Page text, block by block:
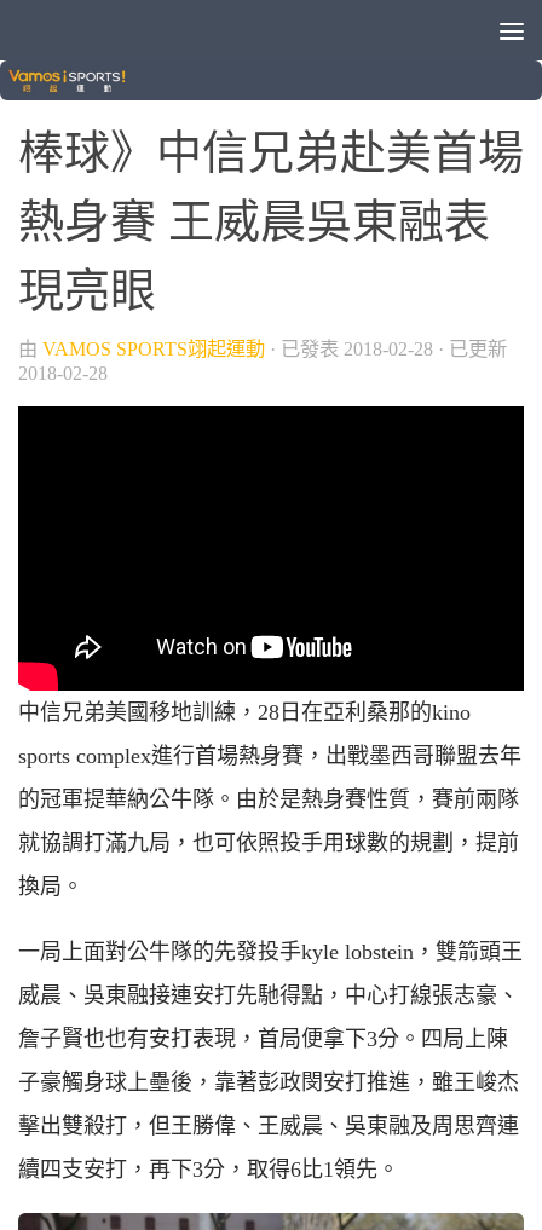
中信兄弟 / 晚安體育新聞
棒球》中信兄弟赴美首場
熱身賽 王威晨吳東融表
現亮眼
由 VAMOS SPORTS翊起運動 · 已發表 2018-02-28 · 已更新
2018-02-28
中信兄弟美國移地訓練，28日在亞利桑那的kino
sports complex進行首場熱身賽，出戰墨西哥聯盟去年
的冠軍提華納公牛隊。由於是熱身賽性質，賽前兩隊
就協調打滿九局，也可依照投手用球數的規劃，提前
換局。
一局上面對公牛隊的先發投手kyle lobstein，雙箭頭王
威晨、吳東融接連安打先馳得點，中心打線張志豪、
詹子賢也也有安打表現，首局便拿下3分。四局上陳
子豪觸身球上壘後，靠著彭政閔安打推進，雖王峻杰
擊出雙殺打，但王勝偉、王威晨、吳東融及周思齊連
續四支安打，再下3分，取得6比1領先。